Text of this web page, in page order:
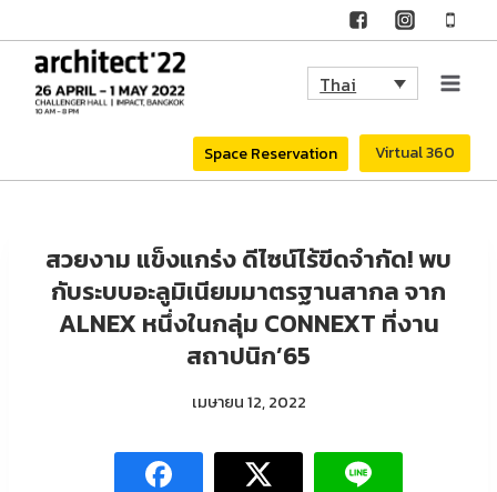
content
Thai
Space Reservation Virtual 360
สวยงาม แข็งแกร่ง ดีไซน์ไร้ขีดจำกัด! พบ
กับระบบอะลูมิเนียมมาตรฐานสากล จาก
ALNEX หนึ่งในกลุ่ม CONNEXT ที่งาน
สถาปนิก’65
เมษายน 12, 2022